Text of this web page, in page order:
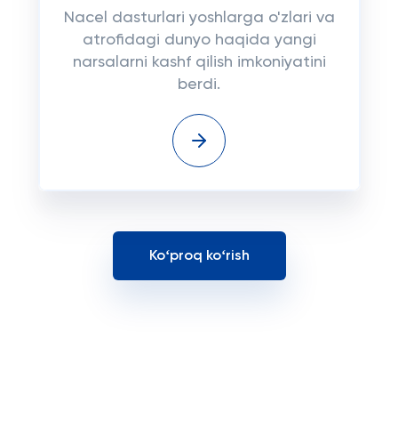
Nacel dasturlari yoshlarga o'zlari va
atrofidagi dunyo haqida yangi
narsalarni kashf qilish imkoniyatini
berdi.
Koʻproq koʻrish